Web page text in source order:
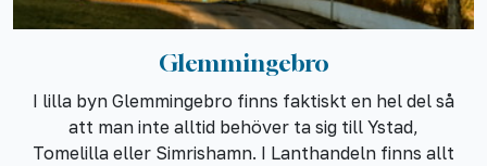
Glemmingebro
I lilla byn Glemmingebro finns faktiskt en hel del så
att man inte alltid behöver ta sig till Ystad,
Tomelilla eller Simrishamn. I Lanthandeln finns allt